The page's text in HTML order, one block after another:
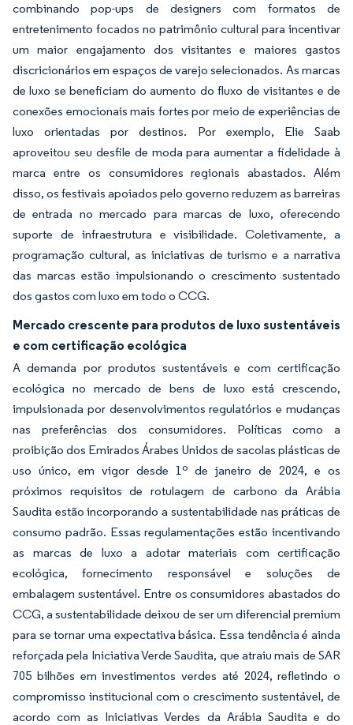
combinando pop-ups de designers com formatos de
entretenimento focados no patrimônio cultural para incentivar
um maior engajamento dos visitantes e maiores gastos
discricionários em espaços de varejo selecionados. As marcas
de luxo se beneficiam do aumento do fluxo de visitantes e de
conexões emocionais mais fortes por meio de experiências de
luxo orientadas por destinos. Por exemplo, Elie Saab
aproveitou seu desfile de moda para aumentar a fidelidade à
marca entre os consumidores regionais abastados. Além
disso, os festivais apoiados pelo governo reduzem as barreiras
de entrada no mercado para marcas de luxo, oferecendo
suporte de infraestrutura e visibilidade. Coletivamente, a
programação cultural, as iniciativas de turismo e a narrativa
das marcas estão impulsionando o crescimento sustentado
dos gastos com luxo em todo o CCG.
Mercado crescente para produtos de luxo sustentáveis
e com certificação ecológica
A demanda por produtos sustentáveis e com certificação
ecológica no mercado de bens de luxo está crescendo,
impulsionada por desenvolvimentos regulatórios e mudanças
nas preferências dos consumidores. Políticas como a
proibição dos Emirados Árabes Unidos de sacolas plásticas de
uso único, em vigor desde 1º de janeiro de 2024, e os
próximos requisitos de rotulagem de carbono da Arábia
Saudita estão incorporando a sustentabilidade nas práticas de
consumo padrão. Essas regulamentações estão incentivando
as marcas de luxo a adotar materiais com certificação
ecológica, fornecimento responsável e soluções de
embalagem sustentável. Entre os consumidores abastados do
CCG, a sustentabilidade deixou de ser um diferencial premium
para se tornar uma expectativa básica. Essa tendência é ainda
reforçada pela Iniciativa Verde Saudita, que atraiu mais de SAR
705 bilhões em investimentos verdes até 2024, refletindo o
compromisso institucional com o crescimento sustentável, de
acordo com as Iniciativas Verdes da Arábia Saudita e do